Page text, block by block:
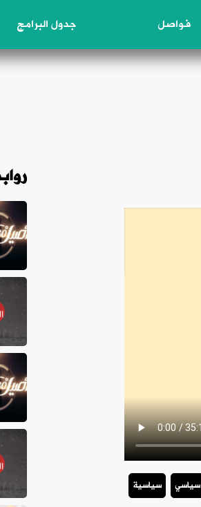
فواصل جدول البرامج
سياسي
سياسية